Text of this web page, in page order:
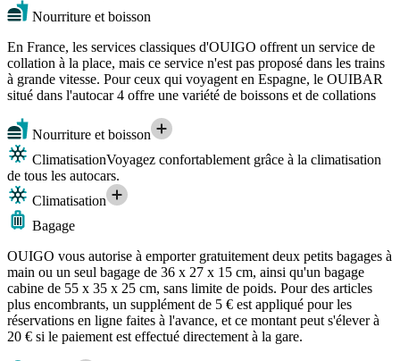
Nourriture et boisson
En France, les services classiques d'OUIGO offrent un service de
collation à la place, mais ce service n'est pas proposé dans les trains
à grande vitesse. Pour ceux qui voyagent en Espagne, le OUIBAR
situé dans l'autocar 4 offre une variété de boissons et de collations
Nourriture et boisson
ClimatisationVoyagez confortablement grâce à la climatisation
de tous les autocars.
Climatisation
Bagage
OUIGO vous autorise à emporter gratuitement deux petits bagages à
main ou un seul bagage de 36 x 27 x 15 cm, ainsi qu'un bagage
cabine de 55 x 35 x 25 cm, sans limite de poids. Pour des articles
plus encombrants, un supplément de 5 € est appliqué pour les
réservations en ligne faites à l'avance, et ce montant peut s'élever à
20 € si le paiement est effectué directement à la gare.